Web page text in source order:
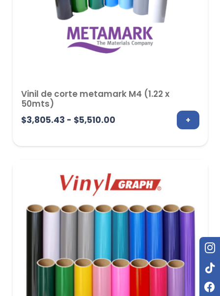
Vinil de corte metamark M4 (1.22 x
50mts)
$3,805.43 - $5,510.00Rango
precios:
hasta
$5,510.00
+